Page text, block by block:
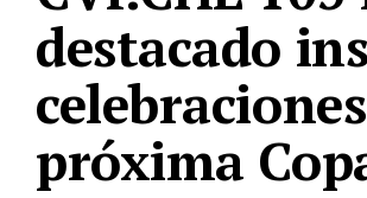
destacado
próxima